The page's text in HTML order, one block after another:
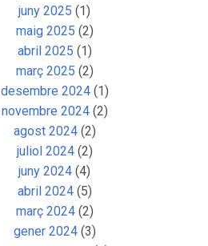
juny 2025 (1)
maig 2025 (2)
abril 2025 (1)
març 2025 (2)
desembre 2024(1)
novembre 2024(2)
agost 2024(2)
juliol 2024(2)
juny 2024 (4)
abril 2024(5)
març 2024(2)
gener 2024(3)